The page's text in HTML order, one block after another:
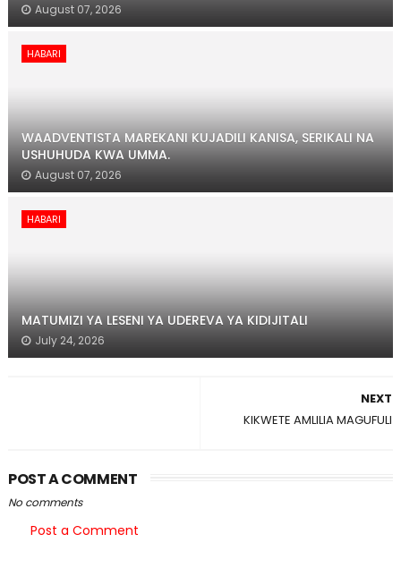
August 07, 2026
HABARI
WAADVENTISTA MAREKANI KUJADILI KANISA, SERIKALI NA
USHUHUDA KWA UMMA.
August 07, 2026
HABARI
MATUMIZI YA LESENI YA UDEREVA YA KIDIJITALI
July 24, 2026
NEXT
KIKWETE AMLILIA MAGUFULI
POST A COMMENT
No comments
Post a Comment